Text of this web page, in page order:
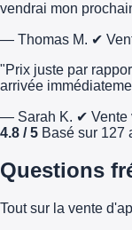
vendrai mon
— Thomas M. ✔
"Prix juste par
arrivée
— Sarah K. ✔ Vente
4.8 / 5 Basé sur 127
Questions
Tout sur la vente